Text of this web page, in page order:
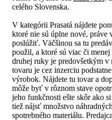
celého Slovenska.
V kategórii Prasatá nájdete
ktoré nie sú úplne nové, práve
poslúžiť. Väčšinou sa tu
použil, a ktoré sú viac či
druhej ruky je predovšetkým v
tovaru je cez inzerciu
výrobok. Nájdete tu tovar a
môže byť v rôznom stave
jeho funkčnosti ešte skôr ako
tiež nájsť množstvo
spotrebného materiálu.